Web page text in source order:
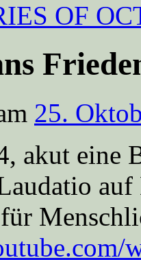
OF
25.
akut eine
auf